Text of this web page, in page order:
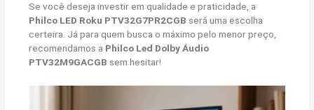
Se você deseja investir em qualidade e praticidade, a
Philco LED Roku PTV32G7PR2CGB será uma escolha
certeira. Já para quem busca o máximo pelo menor preço,
recomendamos a Philco Led Dolby Áudio
PTV32M9GACGB sem hesitar!